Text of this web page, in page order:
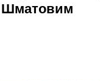
Шматовим